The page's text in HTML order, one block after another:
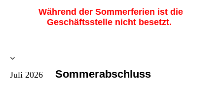
Während der Sommerferien ist die
Geschäftsstelle nicht besetzt.
Juli 2026 Sommerabschluss